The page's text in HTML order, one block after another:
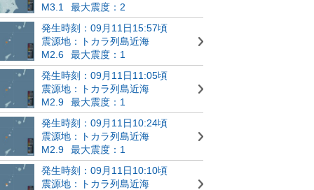
M3.1
最大震度：2
発生時刻：09月11日15:57頃
震源地：トカラ列島近海
M2.6
最大震度：1
発生時刻：09月11日11:05頃
震源地：トカラ列島近海
M2.9
最大震度：1
発生時刻：09月11日10:24頃
震源地：トカラ列島近海
M2.9
最大震度：1
発生時刻：09月11日10:10頃
震源地：トカラ列島近海